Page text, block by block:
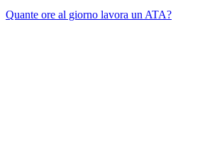
Quante ore al giorno lavora un ATA?